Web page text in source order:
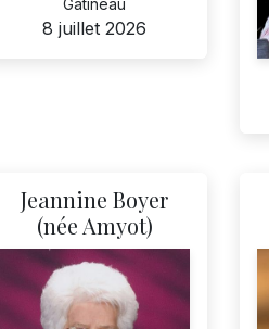
8 juillet 2026
Jeannine Boyer
(née Amyot)